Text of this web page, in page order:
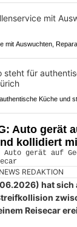
mit Auswuchten,
Küche und
Auto gerät
kollidiert
REDAKTION
hat sich
Reisecar